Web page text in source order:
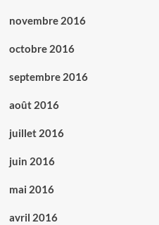
novembre 2016
octobre 2016
septembre 2016
août 2016
juillet 2016
juin 2016
mai 2016
avril 2016